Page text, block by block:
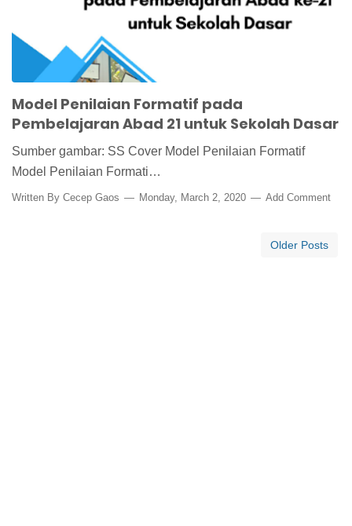
Model Penilaian Formatif pada
Pembelajaran Abad 21 untuk Sekolah Dasar
Sumber gambar: SS Cover Model Penilaian Formatif
Model Penilaian Formati…
Written By Cecep Gaos Monday, March 2, 2020 Add Comment
Older Posts